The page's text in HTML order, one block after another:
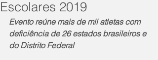
Escolares 2019
Evento reúne mais de mil atletas com
deficiência de 26 estados brasileiros e
do Distrito Federal